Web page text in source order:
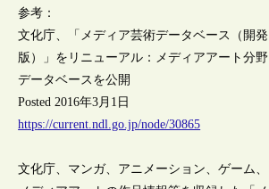
参考：
文化庁、「メディア芸術データベース（開発
版）」をリニューアル：メディアアート分野
データベースを公開
Posted 2016年3月1日
https://current.ndl.go.jp/node/30865
文化庁、マンガ、アニメーション、ゲーム、